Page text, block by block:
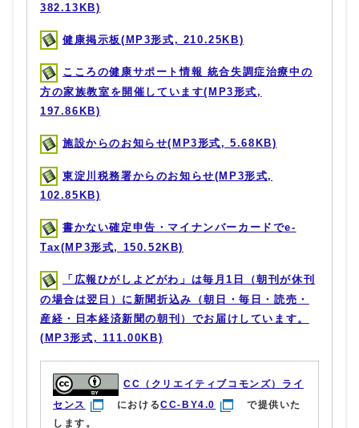
382.13KB)
健康掲示板(MP3形式, 210.25KB)
こころの健康サポート情報 統合失調症治療中の
方の家族教室を開催しています(MP3形式,
197.86KB)
施設からのお知らせ(MP3形式, 5.68KB)
東淀川税務署からのお知らせ(MP3形式,
102.85KB)
書かない確定申告・マイナンバーカードでe-
Tax(MP3形式, 150.52KB)
「広報ひがしよどがわ」は毎月1日（朝刊が休刊
の場合は翌日）に新聞折込み（朝日・毎日・読売・
産経・日本経済新聞の朝刊）でお届けしています。
(MP3形式, 111.00KB)
CC（クリエイティブコモンズ）ライ
センス
におけるCC-BY4.0
で提供いた
します。